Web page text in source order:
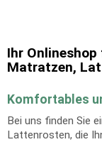
Ihr
Matratzen,
Komfortables
Bei uns finden Sie
Lattenrosten, die